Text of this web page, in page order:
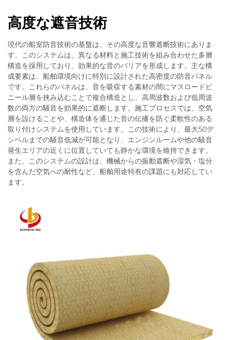
高度な遮音技術
現代の船室防音技術の基盤は、その高度な音響遮断技術にありま
す。このシステムは、異なる材料と施工技術を組み合わせた多層
構造を採用しており、効果的な音のバリアを形成します。主な構
成要素は、船舶環境向けに特別に設計された高密度の防音パネル
です。これらのパネルは、音を吸収する素材の間にマスロードビ
ニール層を挟み込むことで複合構造とし、高周波数および低周波
数の両方の騒音を効果的に遮断します。施工プロセスでは、空気
層を設けることや、構造体を通じた音の伝播を防ぐ柔軟性のある
取り付けシステムを使用しています。この技術により、最大50デ
シベルまでの騒音低減が可能となり、エンジンルームや他の騒音
発生エリアの近くに位置していても静かな環境を維持できます。
また、このシステムの設計は、機械からの振動遮断や湿気・塩分
を含んだ空気への耐性など、船舶用途特有の課題にも対応してい
ます。